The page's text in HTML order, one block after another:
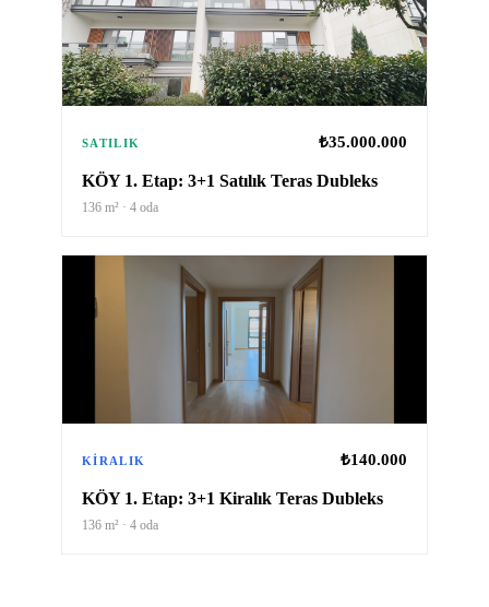
SATILIK ₺35.000.000
KÖY 1. Etap: 3+1 Satılık Teras Dubleks
136 m² · 4 oda
KIRALIK ₺140.000
KÖY 1. Etap: 3+1 Kiralık Teras Dubleks
136 m² · 4 oda